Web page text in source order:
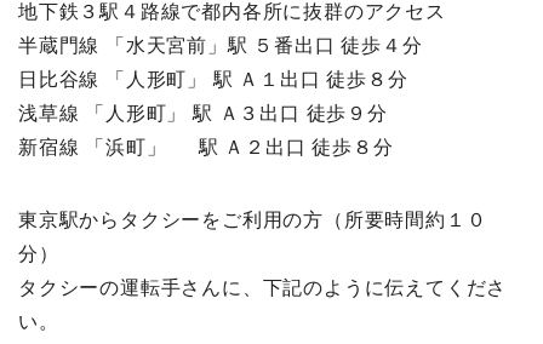
地下鉄３駅４路線で都内各所に抜群のアクセス
半蔵門線 「水天宮前」駅 ５番出口 徒歩４分
日比谷線 「人形町」 駅 Ａ１出口 徒歩８分
浅草線 「人形町」 駅 Ａ３出口 徒歩９分
新宿線 「浜町」 駅 Ａ２出口 徒歩８分
東京駅からタクシーをご利用の方（所要時間約１０
分）
タクシーの運転手さんに、下記のように伝えてくださ
い。